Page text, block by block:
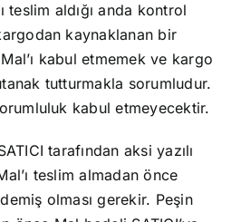
teslim aldığı anda kontrol
kaynaklanan bir
kabul etmemek ve kargo
tutturmakla sorumludur.
kabul etmeyecektir.
tarafından aksi yazılı
teslim almadan önce
olması gerekir. Peşin